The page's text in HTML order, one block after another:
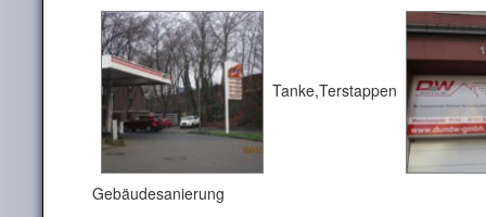
Tanke,Terstappen
Gebäudesanierung